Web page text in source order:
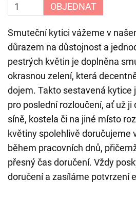
OBJEDNAT
Smuteční kytici vážeme v
důrazem na důstojnost a
pestrých květin je doplněna
okrasnou zelení, která
dojem. Takto sestavená kytice
pro poslední rozloučení, ať už
síně, kostela či na jiné místo
květiny spolehlivě doručujeme
během pracovních dnů,
přesný čas doručení. Vždy
doručení a zasíláme potvrzení